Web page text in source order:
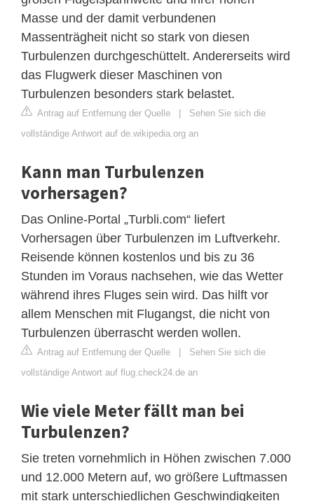
Masse und der damit verbundenen
Massenträgheit nicht so stark von diesen
Turbulenzen durchgeschüttelt. Andererseits wird
das Flugwerk dieser Maschinen von
Turbulenzen besonders stark belastet.
Antrag auf Entfernung der Quelle | Sehen Sie sich die
vollständige Antwort auf de.wikipedia.org an
Kann man Turbulenzen
vorhersagen?
Das Online-Portal „Turbli.com“ liefert
Vorhersagen über Turbulenzen im Luftverkehr.
Reisende können kostenlos und bis zu 36
Stunden im Voraus nachsehen, wie das Wetter
während ihres Fluges sein wird. Das hilft vor
allem Menschen mit Flugangst, die nicht von
Turbulenzen überrascht werden wollen.
Antrag auf Entfernung der Quelle | Sehen Sie sich die
vollständige Antwort auf flug.check24.de an
Wie viele Meter fällt man bei
Turbulenzen?
Sie treten vornehmlich in Höhen zwischen 7.000
und 12.000 Metern auf, wo größere Luftmassen
mit stark unterschiedlichen Geschwindigkeiten